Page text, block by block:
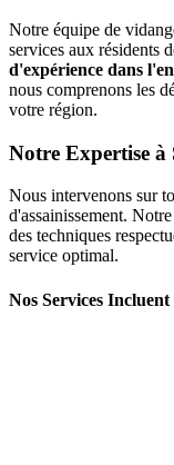
Notre équipe de
services aux résidents
d'expérience dans
nous comprenons les
votre région.
Notre Expertise à
Nous intervenons sur
d'assainissement.
des techniques
service optimal.
Nos Services Incluent